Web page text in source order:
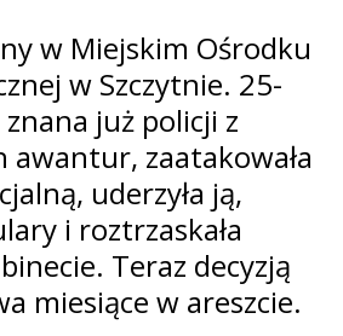
w Miejskim Ośrodku
w Szczytnie. 25-
już policji z
awantur, zaatakowała
uderzyła ją,
i roztrzaskała
Teraz decyzją
miesiące w areszcie.